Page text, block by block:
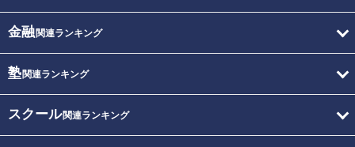
金融関連ランキング
塾関連ランキング
スクール関連ランキング